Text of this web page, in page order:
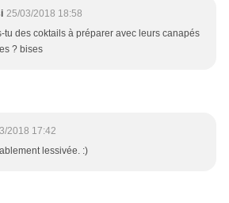
25/03/2018 18:58
tu des coktails à préparer avec leurs canapés
? bises
2018 17:42
lessivée. :)